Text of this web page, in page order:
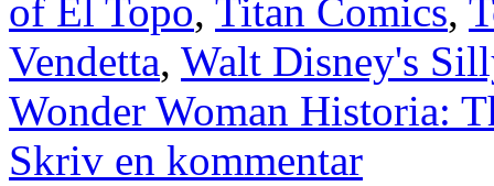
of El Topo, Titan Comics,
Vendetta, Walt Disney's
Wonder Woman Historia:
Skriv en kommentar